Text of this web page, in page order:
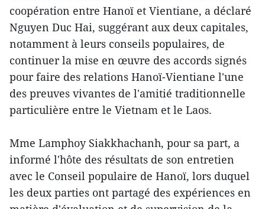
coopération entre Hanoï et Vientiane, a déclaré
Nguyen Duc Hai, suggérant aux deux capitales,
notamment à leurs conseils populaires, de
continuer la mise en œuvre des accords signés
pour faire des relations Hanoï-Vientiane l'une
des preuves vivantes de l'amitié traditionnelle
particulière entre le Vietnam et le Laos.
Mme Lamphoy Siakkhachanh, pour sa part, a
informé l'hôte des résultats de son entretien
avec le Conseil populaire de Hanoï, lors duquel
les deux parties ont partagé des expériences en